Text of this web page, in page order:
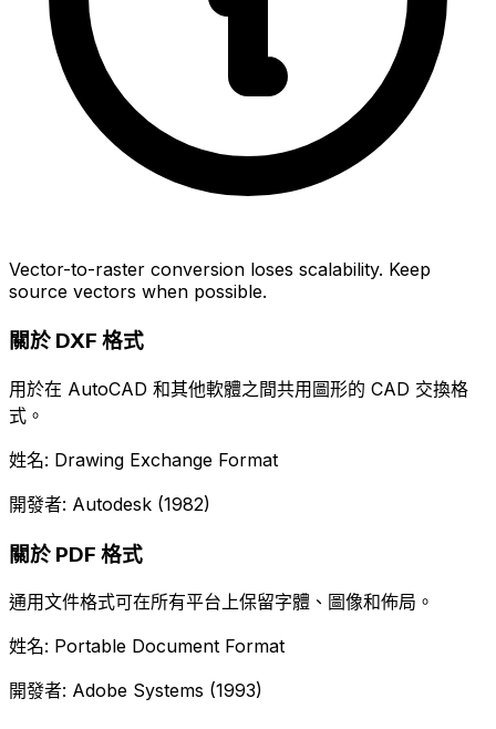
Vector-to-raster conversion loses scalability. Keep
source vectors when possible.
關於 DXF 格式
用於在 AutoCAD 和其他軟體之間共用圖形的 CAD 交換格
式。
姓名: Drawing Exchange Format
開發者: Autodesk (1982)
關於 PDF 格式
通用文件格式可在所有平台上保留字體、圖像和佈局。
姓名: Portable Document Format
開發者: Adobe Systems (1993)